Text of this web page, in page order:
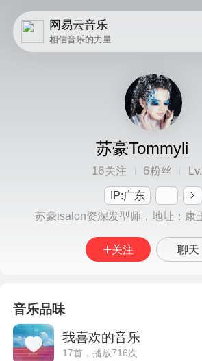
网易云音乐
相信音乐的力量
苏豪Tommyli
16关注 6粉丝 Lv.
IP:广东
关注 聊天
音乐品味
我喜欢的音乐
17首，播放716次